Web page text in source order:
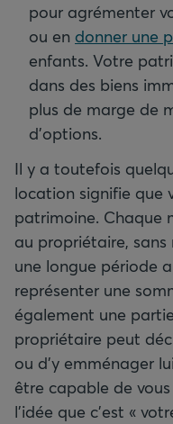
pour agrémenter
ou en donner une
enfants. Votre
dans des biens
plus de marge de
d’options.
Il y a toutefois
location signifie que
patrimoine. Chaque
au propriétaire, sans
une longue période
représenter une
également une
propriétaire peut
ou d’y emménager
être capable de
l’idée que c’est «